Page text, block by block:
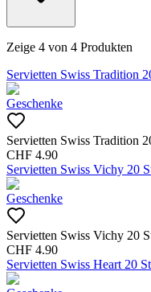
Zeige 4 von 4 Produkten
Servietten Swiss Tradition
Geschenke
Servietten Swiss Tradition
CHF 4.90
Servietten Swiss Vichy 20
Geschenke
Servietten Swiss Vichy 20
CHF 4.90
Servietten Swiss Heart 20